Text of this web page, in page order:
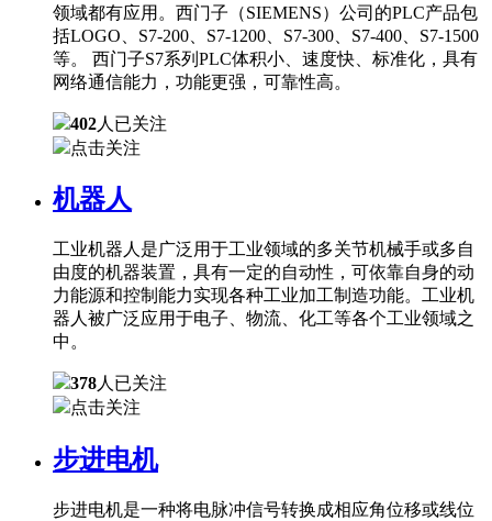
领域都有应用。西门子（SIEMENS）公司的PLC产品包
括LOGO、S7-200、S7-1200、S7-300、S7-400、S7-1500
等。 西门子S7系列PLC体积小、速度快、标准化，具有
网络通信能力，功能更强，可靠性高。
402人已关注
点击关注
机器人
工业机器人是广泛用于工业领域的多关节机械手或多自
由度的机器装置，具有一定的自动性，可依靠自身的动
力能源和控制能力实现各种工业加工制造功能。工业机
器人被广泛应用于电子、物流、化工等各个工业领域之
中。
378人已关注
点击关注
步进电机
步进电机是一种将电脉冲信号转换成相应角位移或线位